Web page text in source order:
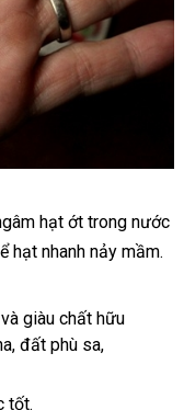
hạt ớt trong nước
hạt nhanh nảy mầm.
giàu chất hữu
đất phù sa,
tốt.